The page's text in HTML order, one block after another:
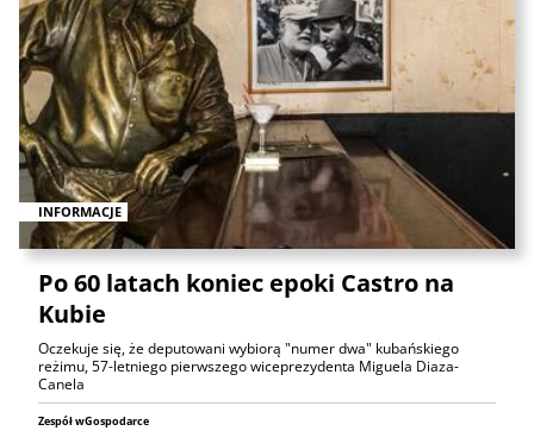
INFORMACJE
Po 60 latach koniec epoki Castro na
Kubie
Oczekuje się, że deputowani wybiorą "numer dwa" kubańskiego
reżimu, 57-letniego pierwszego wiceprezydenta Miguela Diaza-
Canela
Zespół wGospodarce